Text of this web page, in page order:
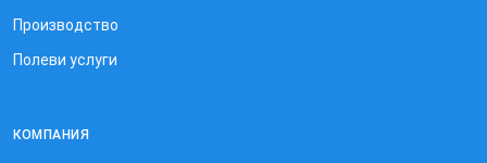
Производство
Полеви услуги
КОМПАНИЯ